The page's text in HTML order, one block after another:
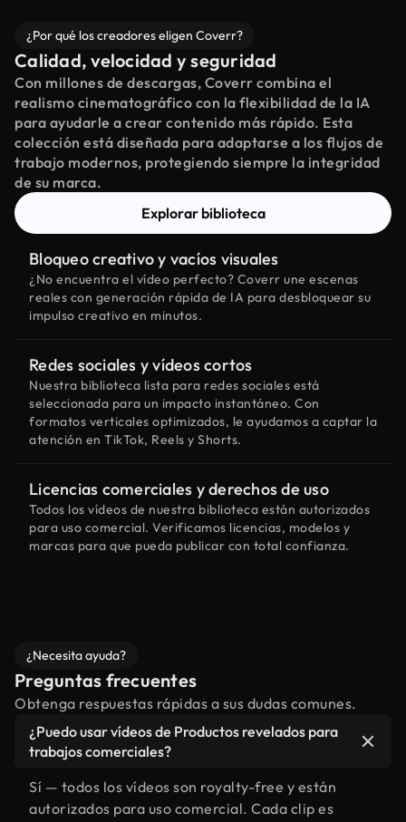
¿Por qué los creadores eligen Coverr?
Calidad, velocidad y seguridad
Con millones de descargas, Coverr combina el
realismo cinematográfico con la flexibilidad de la IA
para ayudarle a crear contenido más rápido. Esta
colección está diseñada para adaptarse a los flujos de
trabajo modernos, protegiendo siempre la integridad
de su marca.
Explorar biblioteca
Bloqueo creativo y vacíos visuales
¿No encuentra el vídeo perfecto? Coverr une escenas
reales con generación rápida de IA para desbloquear su
impulso creativo en minutos.
Redes sociales y vídeos cortos
Nuestra biblioteca lista para redes sociales está
seleccionada para un impacto instantáneo. Con
formatos verticales optimizados, le ayudamos a captar la
atención en TikTok, Reels y Shorts.
Licencias comerciales y derechos de uso
Todos los vídeos de nuestra biblioteca están autorizados
para uso comercial. Verificamos licencias, modelos y
marcas para que pueda publicar con total confianza.
¿Necesita ayuda?
Preguntas frecuentes
Obtenga respuestas rápidas a sus dudas comunes.
¿Puedo usar vídeos de Productos revelados para
trabajos comerciales?
Sí — todos los vídeos son royalty-free y están
autorizados para uso comercial. Cada clip es